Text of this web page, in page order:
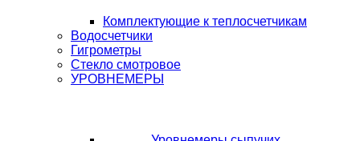
Комплектующие к теплосчетчикам
Водосчетчики
Гигрометры
Стекло смотровое
УРОВНЕМЕРЫ